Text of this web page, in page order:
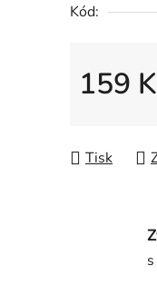
hvězdiček.
Kód:
159
Tisk